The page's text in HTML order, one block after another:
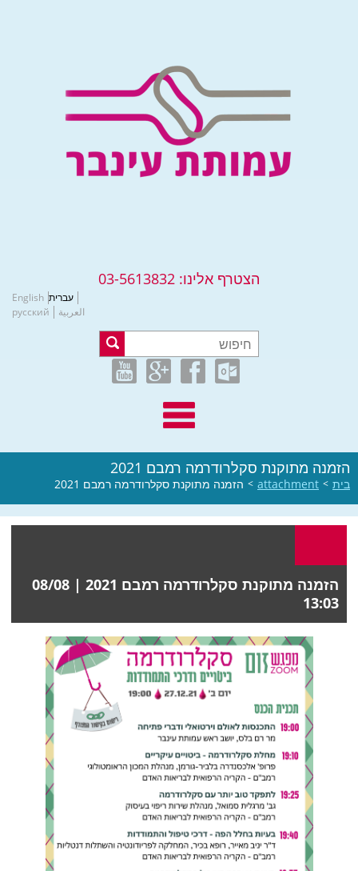
הצטרף אלינו: 03-5613832
עברית English
русский
العربية
הזמנה מתוקנת סקלרודרמה רמבם 2021
בית >
attachment
> הזמנה מתוקנת סקלרודרמה רמבם 2021
הזמנה מתוקנת סקלרודרמה רמבם 2021 |
08/08
13:03